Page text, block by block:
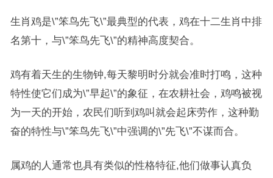
生肖鸡是\”笨鸟先飞\”最典型的代表，鸡在十二生肖中排
名第十，与\”笨鸟先飞\”的精神高度契合。
鸡有着天生的生物钟,每天黎明时分就会准时打鸣，这种
特性使它们成为\”早起\”的象征，在农耕社会，鸡鸣被视
为一天的开始，农民们听到鸡叫就会起床劳作，这种勤
奋的特性与\”笨鸟先飞\”中强调的\”先飞\”不谋而合。
属鸡的人通常也具有类似的性格特征,他们做事认真负